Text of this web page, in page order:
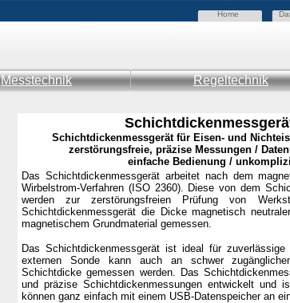
Home
Messtechnik Regeltechnik
Schichtdickenmessgerät für Eisen- und
zerstörungsfreie, präzise Messungen /
einfache Bedienung /
Das Schichtdickenmessgerät arbeitet nach dem
Wirbelstrom-Verfahren (ISO 2360). Diese von dem
werden zur zerstörungsfreien Prüfung von
Schichtdickenmessgerät die Dicke magnetisch
magnetischem Grundmaterial gemessen.
Das Schichtdickenmessgerät ist ideal für
externen Sonde kann auch an schwer
Schichtdicke gemessen werden. Das
und präzise Schichtdickenmessungen entwickelt und
können ganz einfach mit einem USB-Datenspeicher an